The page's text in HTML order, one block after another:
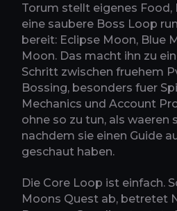
Torum stellt eigenes Food,
eine saubere Boss Loop
bereit: Eclipse Moon, Blue
Moon. Das macht ihn zu
Schritt zwischen fruehem
Bossing, besonders fuer
Mechanics und Account
ohne so zu tun, als waeren
nachdem sie einen Guide
geschaut haben.
Die Core Loop ist einfach.
Moons Quest ab, betretet